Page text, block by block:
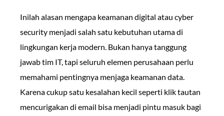
Inilah alasan mengapa keamanan digital atau cyber
security menjadi salah satu kebutuhan utama di
lingkungan kerja modern. Bukan hanya tanggung
jawab tim IT, tapi seluruh elemen perusahaan perlu
memahami pentingnya menjaga keamanan data.
Karena cukup satu kesalahan kecil seperti klik tautan
mencurigakan di email bisa menjadi pintu masuk bagi